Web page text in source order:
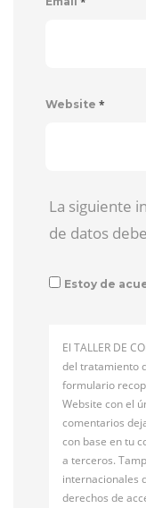
Website *
La siguiente
de datos
Estoy de
El TALLER DE
del tratamiento
formulario
Website con el
comentarios
con base en tu
a terceros.
internacionales
derechos de